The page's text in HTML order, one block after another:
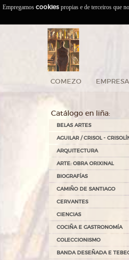
COMEZO EMPRESA
Catálogo en liña:
BELAS ARTES
AGUILAR / CRISOL -
ARQUITECTURA
ARTE: OBRA ORIXINAL
BIOGRAFÍAS
CAMIÑO DE SANTIAGO
CERVANTES
CIENCIAS
COCIÑA E GASTRONOMÍA
COLECCIONISMO
BANDA DESEÑADA E
Empregamos cookies propias e de terceiros que